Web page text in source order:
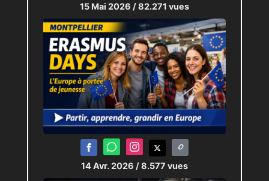
15 Mai 2026 / 82.271 vues
14 Avr. 2026 / 8.577 vues